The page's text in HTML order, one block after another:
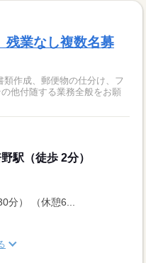
残業なし複数名募
類作成、郵便物の仕分け、フ
他付随する業務全般をお願
駅（徒歩 2分）
分） （休憩6...